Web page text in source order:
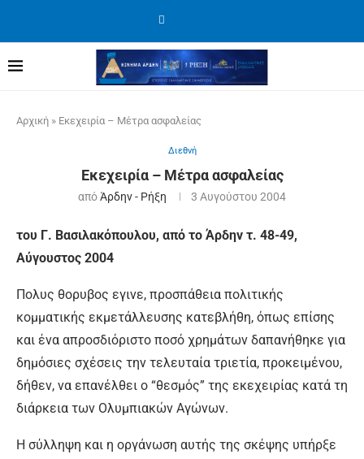
Αρχική » Εκεχειρία – Μέτρα ασφαλείας
Διεθνή
Εκεχειρία – Μέτρα ασφαλείας
απόΆρδην - Ρήξη 3 Αυγούστου 2004
του Γ. Βασιλακόπουλου, από το Άρδην τ. 48-49,
Αύγουστος 2004
Πολυς θορυβος εγινε, προσπάθεια πολιτικής
κομματικής εκμετάλλευσης κατεβλήθη, όπως επίσης
και ένα απροσδιόριστο ποσό χρημάτων δαπανήθηκε για
δημόσιες σχέσεις την τελευταία τριετία, προκειμένου,
δήθεν, να επανέλθει ο “θεσμός” της εκεχειρίας κατά τη
διάρκεια των Ολυμπιακών Αγώνων.
Η σύλληψη και η οργάνωση αυτής της σκέψης υπήρξε